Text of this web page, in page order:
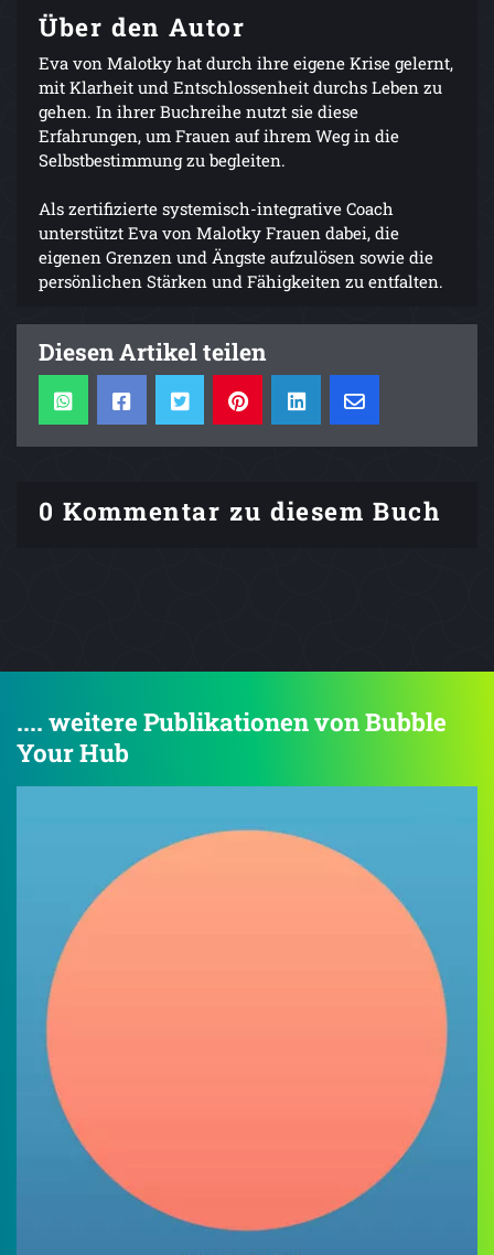
Über den Autor
Eva von Malotky hat durch ihre eigene Krise gelernt,
mit Klarheit und Entschlossenheit durchs Leben zu
gehen. In ihrer Buchreihe nutzt sie diese
Erfahrungen, um Frauen auf ihrem Weg in die
Selbstbestimmung zu begleiten.
Als zertifizierte systemisch-integrative Coach
unterstützt Eva von Malotky Frauen dabei, die
eigenen Grenzen und Ängste aufzulösen sowie die
persönlichen Stärken und Fähigkeiten zu entfalten.
Diesen Artikel teilen
0 Kommentar zu diesem Buch
.... weitere Publikationen von Bubble
Your Hub